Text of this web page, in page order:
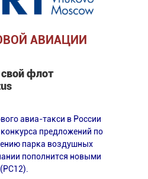
АВИАЦИИ
свой флот
авиа-такси в России
предложений по
парка воздушных
пополнится новыми